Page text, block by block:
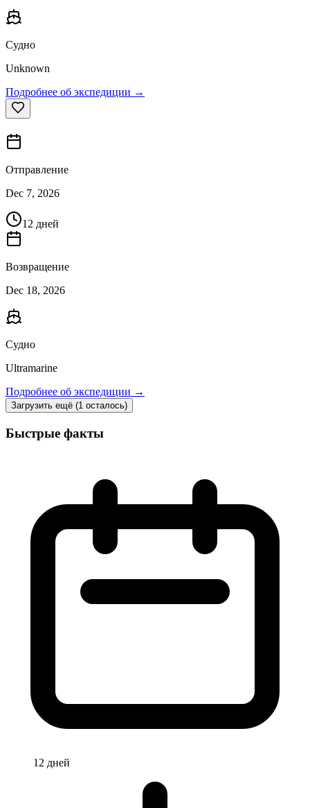
Судно
Unknown
Подробнее об экспедиции →
Отправление
Dec 7, 2026
12 дней
Возвращение
Dec 18, 2026
Судно
Ultramarine
Подробнее об экспедиции →
Загрузить ещё (1 осталось)
Быстрые факты
12 дней